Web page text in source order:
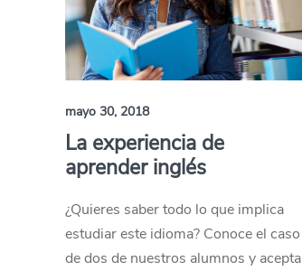
mayo 30, 2018
La experiencia de
aprender inglés
¿Quieres saber todo lo que implica
estudiar este idioma? Conoce el caso
de dos de nuestros alumnos y acepta